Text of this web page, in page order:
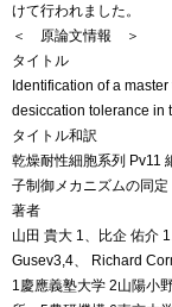
けて行われました。
＜ 原論文情報 ＞
タイトル
Identification of a
desiccation tolerance in
タイトル和訳
乾燥耐性細胞系列 Pv11
子制御メカニズムの同定
著者
山田 貴大 1、比企 佑介
Gusev3,4、 Richard
1慶應義塾大学 2山陽小